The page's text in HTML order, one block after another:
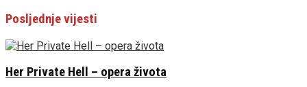
Posljednje vijesti
Her Private Hell – opera života